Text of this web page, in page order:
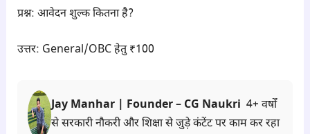
प्रश्न: आवेदन शुल्क कितना है?
उत्तर: General/OBC हेतु ₹100
Jay Manhar | Founder – CG Naukri4+ वर्षों
से सरकारी नौकरी और शिक्षा से जुड़े कंटेंट पर काम कर रहा